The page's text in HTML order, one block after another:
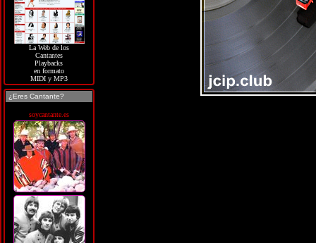
La Web de los
Cantantes
Playbacks
en formato
MIDI y MP3
¿Eres Cantante?
soycantante.es